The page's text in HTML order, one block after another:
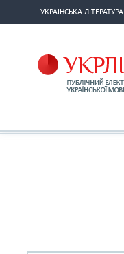
УКРАЇНСЬКА ЛІТЕРАТУРА